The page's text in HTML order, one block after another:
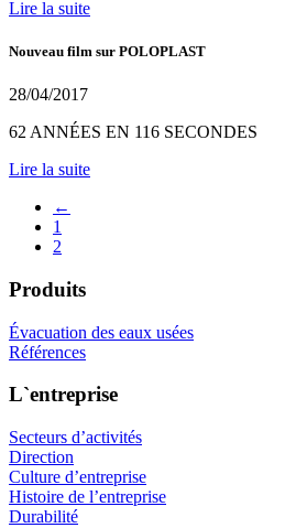
Lire la suite
Nouveau film sur POLOPLAST
28/04/2017
62 ANNÉES EN 116 SECONDES
Lire la suite
←
1
2
Produits
Évacuation des eaux usées
Références
L`entreprise
Secteurs d’activités
Direction
Culture d’entreprise
Histoire de l’entreprise
Durabilité